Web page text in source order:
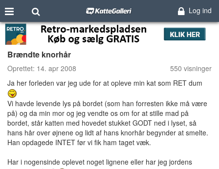
Log ind
Brændte knorhår
Oprettet: 14. apr 2008
550 visninger
Ja her forleden var jeg ude for at opleve min kat som RET dum
Vi havde levende lys på bordet (som han forresten ikke må være
på) og da min mor og jeg vendte os om for at stille mad på
bordet, står katten med hovedet stukket GODT ned i lyset, så
hans hår over øjnene og lidt af hans knorhår begynder at smelte.
Han opdagede INTET før vi fik ham taget væk.
Har i nogensinde oplevet noget lignene eller har jeg jordens